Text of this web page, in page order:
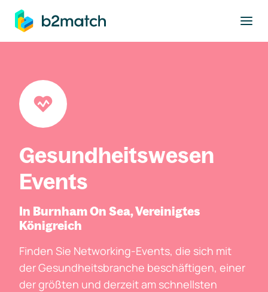
springen
Gesundheitswesen
Events
In Burnham On Sea, Vereinigtes
Königreich
Finden Sie Networking-Events, die sich mit
der Gesundheitsbranche beschäftigen, einer
der größten und derzeit am schnellsten